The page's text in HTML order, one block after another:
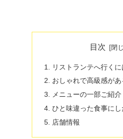
目次
リストランテへ行くに
おしゃれで高級感があ
メニューの一部ご紹介
ひと味違った食事に
店舗情報